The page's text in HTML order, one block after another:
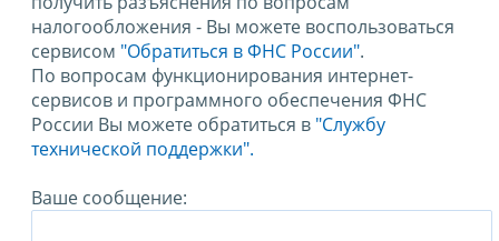
налогообложения - Вы можете воспользоваться
сервисом "Обратиться в ФНС России".
По вопросам функционирования интернет-
сервисов и программного обеспечения ФНС
России Вы можете обратиться в "Службу
технической поддержки".
Ваше сообщение: